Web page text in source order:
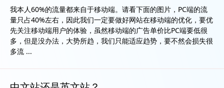
我本人60%的流量都来自于移动端。请看下面的图片，PC端的流
量只占40%左右，因此我们一定要做好网站在移动端的优化，要优
先关注移动端用户的体验，虽然移动端的广告单价比PC端要低很
多，但是没办法，大势所趋，我们只能适应趋势，要不然会损失很
多流 ...